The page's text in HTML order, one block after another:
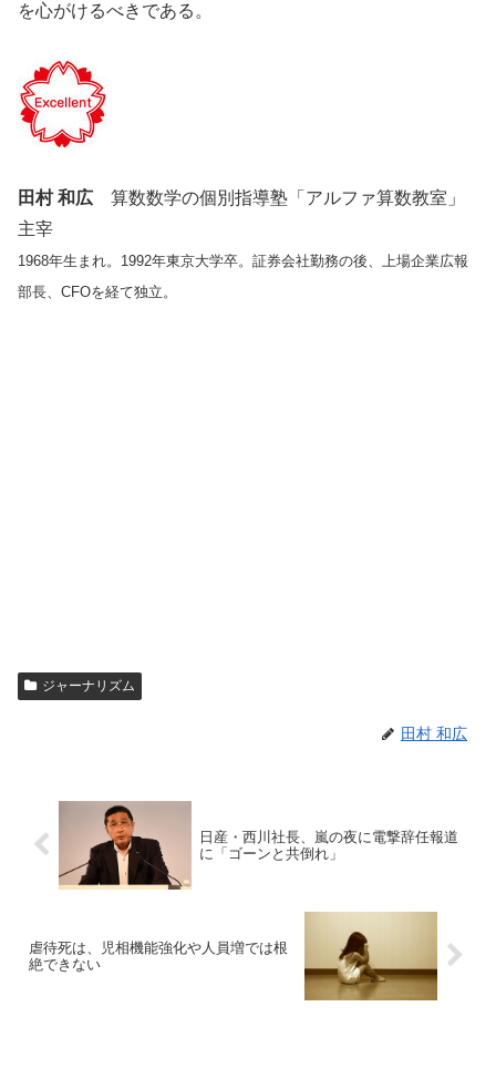
を心がけるべきである。
田村 和広 算数数学の個別指導塾「アルファ算数教室」
主宰
1968年生まれ。1992年東京大学卒。証券会社勤務の後、上場企業広報
部長、CFOを経て独立。
ジャーナリズム
田村 和広
日産・西川社長、嵐の夜に電撃辞任報道
に「ゴーンと共倒れ」
虐待死は、児相機能強化や人員増では根
絶できない